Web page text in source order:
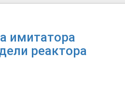
имитатора
реактора